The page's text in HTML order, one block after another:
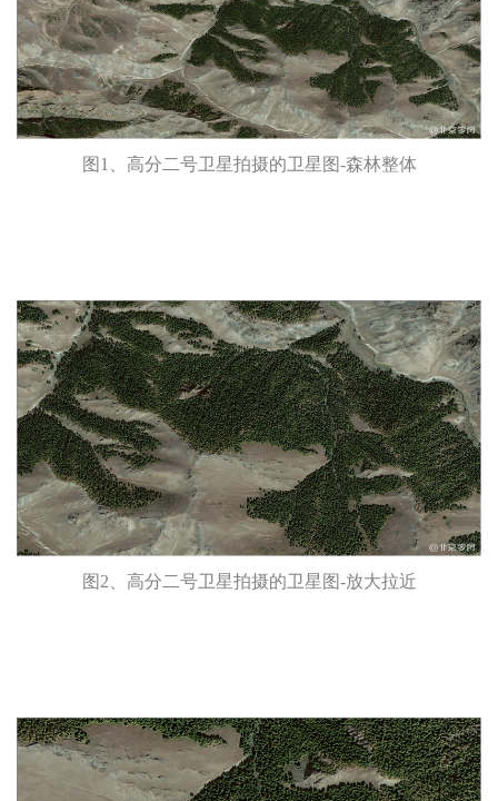
图1、高分二号卫星拍摄的卫星图-森林整体
图2、高分二号卫星拍摄的卫星图-放大拉近